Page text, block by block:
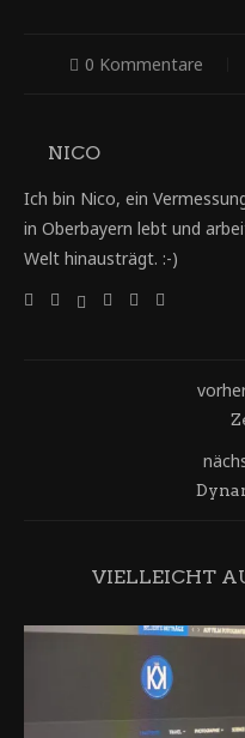
0 Kommentare
NICO
Ich bin Nico, ein
in Oberbayern lebt und
Welt hinausträgt. :-)
VIELLEICHT